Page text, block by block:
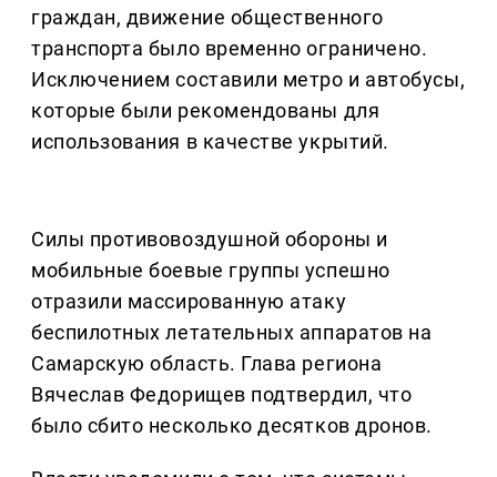
граждан, движение общественного
транспорта было временно ограничено.
Исключением составили метро и автобусы,
которые были рекомендованы для
использования в качестве укрытий.
Силы противовоздушной обороны и
мобильные боевые группы успешно
отразили массированную атаку
беспилотных летательных аппаратов на
Самарскую область. Глава региона
Вячеслав Федорищев подтвердил, что
было сбито несколько десятков дронов.